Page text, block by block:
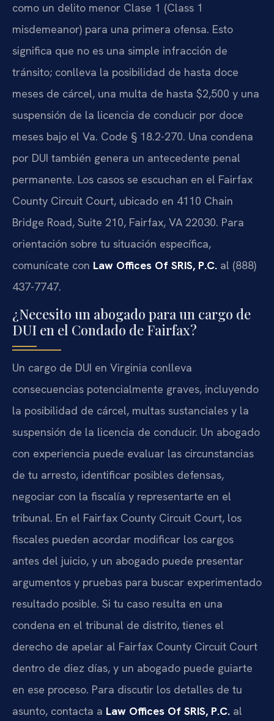
como un delito menor Clase 1 (Class 1
misdemeanor) para una primera ofensa. Esto
significa que no es una simple infracción de
tránsito; conlleva la posibilidad de hasta doce
meses de cárcel, una multa de hasta $2,500 y una
suspensión de la licencia de conducir por doce
meses bajo el Va. Code § 18.2-270. Una condena
por DUI también genera un antecedente penal
permanente. Los casos se escuchan en el Fairfax
County Circuit Court, ubicado en 4110 Chain
Bridge Road, Suite 210, Fairfax, VA 22030. Para
orientación sobre tu situación específica,
comunícate con Law Offices Of SRIS, P.C. al (888)
437-7747.
¿Necesito un abogado para un cargo de
DUI en el Condado de Fairfax?
Un cargo de DUI en Virginia conlleva
consecuencias potencialmente graves, incluyendo
la posibilidad de cárcel, multas sustanciales y la
suspensión de la licencia de conducir. Un abogado
con experiencia puede evaluar las circunstancias
de tu arresto, identificar posibles defensas,
negociar con la fiscalía y representarte en el
tribunal. En el Fairfax County Circuit Court, los
fiscales pueden acordar modificar los cargos
antes del juicio, y un abogado puede presentar
argumentos y pruebas para buscar experimentado
resultado posible. Si tu caso resulta en una
condena en el tribunal de distrito, tienes el
derecho de apelar al Fairfax County Circuit Court
dentro de diez días, y un abogado puede guiarte
en ese proceso. Para discutir los detalles de tu
asunto, contacta a Law Offices Of SRIS, P.C. al